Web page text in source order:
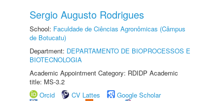
Sergio Augusto Rodrigues
School: Faculdade de Ciências Agronômicas (Câmpus
de Botucatu)
Department: DEPARTAMENTO DE BIOPROCESSOS E
BIOTECNOLOGIA
Academic Appointment Category: RDIDP Academic
title: MS-3.2
Orcid
CV Lattes
Google Scholar